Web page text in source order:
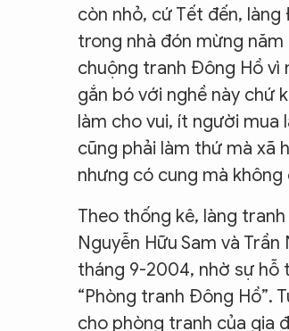
còn nhỏ, cứ Tết đến,
trong nhà đón mừng
chuộng tranh Đông Hồ vì
gắn bó với nghề này chứ
làm cho vui, ít người mua
cũng phải làm thứ mà xã
nhưng có cung mà
Theo thống kê, làng
Nguyễn Hữu Sam và
tháng 9-2004, nhờ sự hỗ
“Phòng tranh Đông Hồ”.
cho phòng tranh của gia